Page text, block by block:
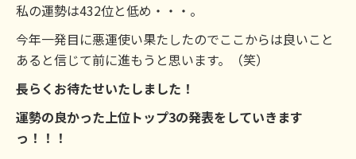
私の運勢は432位と低め・・・。
今年一発目に悪運使い果たしたのでここからは良いこと
あると信じて前に進もうと思います。（笑）
長らくお待たせいたしました！
運勢の良かった上位トップ3の発表をしていきます
っ！！！